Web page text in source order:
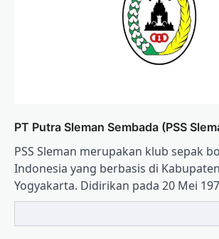
PT Putra Sleman Sembada (PSS
PSS Sleman merupakan klub sepak
Indonesia yang berbasis di
Yogyakarta. Didirikan pada 20 Mei